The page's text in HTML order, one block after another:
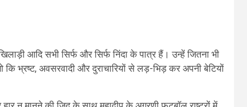
आदि सभी सिर्फ और सिर्फ निंदा के पात्र हैं। उन्हें जितना भी
भ्रष्ट, अवसरवादी और दुराचारियों से लड़-भिड़ कर अपनी बेटियों